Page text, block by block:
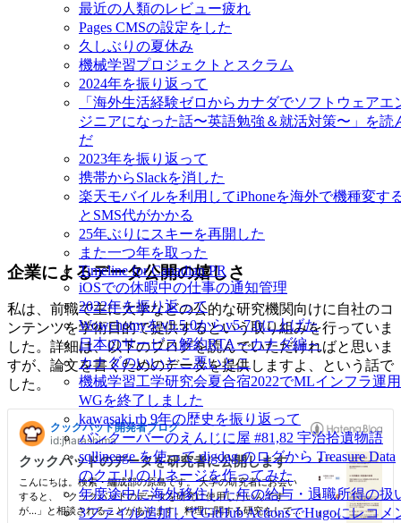
最近の人類のレビュー疲れ
Pages CMSの設定をした
久しぶりの夏休み
機械学習プロジェクトとスクラム
2024年を振り返って
「海外生活経験ゼロからカナダでソフトウェアエ
ジニアになった話〜英語勉強＆就活対策〜」を読
だ
2023年を振り返って
携帯からSlackを消した
楽天モバイルを利用してiPhoneを海外で機種変す
とSMS代がかかる
25年ぶりにスキーを再開した
また一つ年を取った
Timeline for Canadian PR
iOSでの休暇中の仕事の通知管理
2022年を振り返って
Wowchemyをv5.5.0からv5.7.0に上げた
日本のサービス解約RTA～カナダ編～
カナダのいいとこ悪いとこ
機械学習工学研究会夏合宿2022でMLインフラ運用
WGを終了しました
kawasaki.rb 9年の歴史を振り返って
バンクーバーのえんじに屋 #81,82 宇治拾遺物語
sqllineage を使って digdag のログから Treasure Data
のクエリのリネージを作ってみた
年度途中に海外移住した年の給与・退職所得の扱
3ファイル追加してGitHub ActionsでHugoにレコメ
企業によるデータ公開の嬉しさ
私は、前職で主に大学などの公的な研究機関向けに自社のコ
ンテンツを学術目的で提供するという取り組みを行っていま
した。詳細は、以下のブログを読んでいただければと思いま
すが、論文を書くためのデータを提供しますよ、という話で
した。